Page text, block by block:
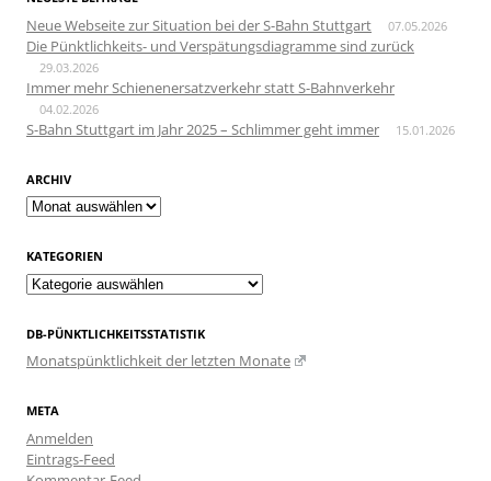
Neue Webseite zur Situation bei der S-Bahn Stuttgart 07.05.2026
Die Pünktlichkeits- und Verspätungsdiagramme sind zurück
29.03.2026
Immer mehr Schienenersatzverkehr statt S-Bahnverkehr
04.02.2026
S-Bahn Stuttgart im Jahr 2025 – Schlimmer geht immer 15.01.2026
ARCHIV
Archiv
KATEGORIEN
Kategorien
DB-PÜNKTLICHKEITSSTATISTIK
Monatspünktlichkeit der letzten Monate
META
Anmelden
Eintrags-Feed